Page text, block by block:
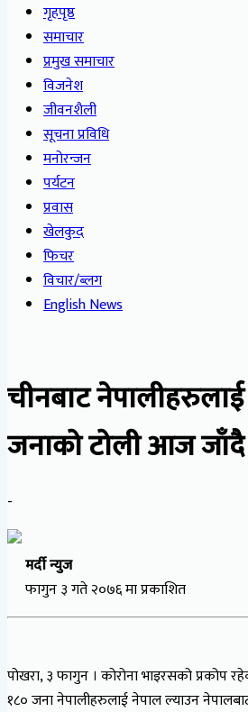
गृहपृष्ठ
समाचार
प्रमुख समाचार
विजनेश
जीवनशैली
सूचना प्रविधि
मनोरन्जन
पर्यटन
प्रवास
खेलकुद
फिचर
विचार/ब्लग
English News
चीनबाट
जनाको टोली आज जाँदै
-
मर्दी न्युज
फागुन ३ गते २०७६ मा प्रकाशित
पोखरा, ३ फागुन । कोरोना भाइरसको प्रकोप
१८० जना नेपालीहरुलाई नेपाल ल्याउन